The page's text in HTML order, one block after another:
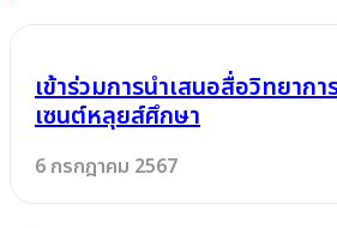
เข้าร่วมการนำเสนอสื่อวิทยาก
เซนต์หลุยส์ศึกษา
6 กรกฎาคม 2567